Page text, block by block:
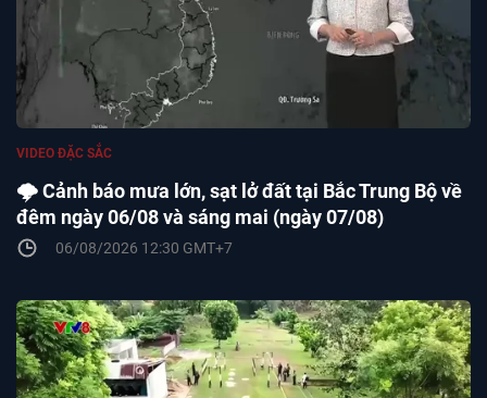
🌩️ Cảnh báo mưa lớn, sạt lở đất tại Bắc Trung Bộ về
đêm ngày 06/08 và sáng mai (ngày 07/08)
VIDEO ĐẶC SẮC
06/08/2026 12:30 GMT+7